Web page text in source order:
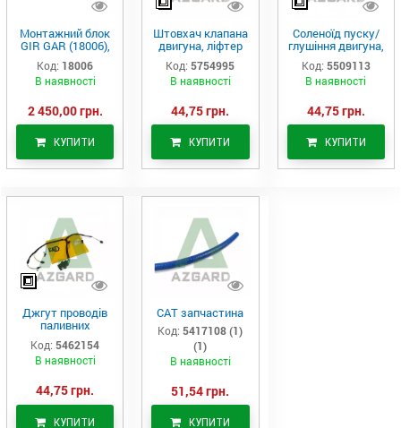
Монтажний блок
GIR GAR (18006),
Аналог
Код: 18006
В наявності
2 450,00 грн.
КУПИТИ
Штовхач клапана
двигуна, ліфтер
(575-4995)
Код: 5754995
В наявності
44,75 грн.
КУПИТИ
Соленоїд пуску/
глушіння двигуна,
актуатор (550-
9113)
Код: 5509113
В наявності
44,75 грн.
КУПИТИ
Джгут проводів
паливних
форсунок CAT
C7/C9 (546-2154)
Код: 5462154
В наявності
44,75 грн.
КУПИТИ
САТ запчастина
Код: 5417108 (1)
(1)
В наявності
51,54 грн.
КУПИТИ